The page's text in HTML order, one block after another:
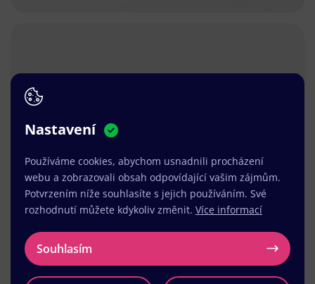
Nastavení
Používáme cookies, abychom usnadnili procházení
webu a zobrazovali obsah odpovídající vašim zájmům.
Potvrzením níže souhlasíte s jejich používáním. Své
rozhodnutí můžete kdykoliv změnit. Více informací
Souhlasím